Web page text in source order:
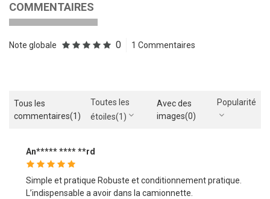
COMMENTAIRES
Note globale 0 1 Commentaires
Tous les
commentaires(1)
Toutes les
étoiles(1)
Avec des
images(0)
Popularité
An***** **** **rd
Simple et pratique Robuste et conditionnement pratique.
L’indispensable a avoir dans la camionnette.